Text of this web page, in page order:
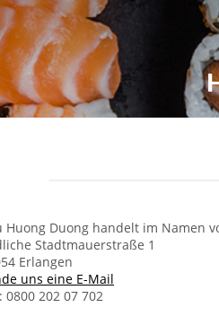
Huong Duong handelt im Namen
Stadtmauerstraße 1
Erlangen
uns eine E-Mail
0800 202 07 702